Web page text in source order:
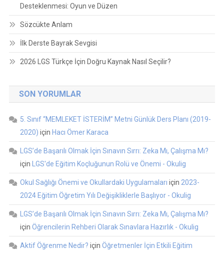
Desteklenmesi: Oyun ve Düzen
Sözcükte Anlam
İlk Derste Bayrak Sevgisi
2026 LGS Türkçe İçin Doğru Kaynak Nasıl Seçilir?
SON YORUMLAR
5. Sınıf “MEMLEKET İSTERİM” Metni Günlük Ders Planı (2019-
2020) için Hacı Ömer Karaca
LGS’de Başarılı Olmak İçin Sınavın Sırrı: Zeka Mı, Çalışma Mı?
için
LGS'de Eğitim Koçluğunun Rolü ve Önemi - Okulig
Okul Sağlığı Önemi ve Okullardaki Uygulamaları için 2023-
2024 Eğitim Öğretim Yılı Değişikliklerle Başlıyor - Okulig
LGS’de Başarılı Olmak İçin Sınavın Sırrı: Zeka Mı, Çalışma Mı?
için Öğrencilerin Rehberi Olarak Sınavlara Hazırlık - Okulig
Aktif Öğrenme Nedir? için Öğretmenler İçin Etkili Eğitim